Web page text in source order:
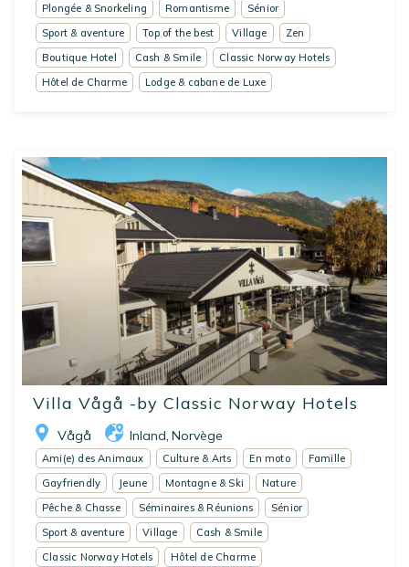
Plongée & Snorkeling
Romantisme
Sénior
Sport & aventure
Top of the best Village
Zen
Boutique Hotel
Cash & Smile
Classic Norway Hotels
Hôtel de Charme
Lodge & cabane de Luxe
Villa Vågå -by Classic Norway Hotels
Vågå Inland, Norvège
Ami(e) des Animaux Culture & Arts En moto
Famille
Gayfriendly
Jeune Montagne & Ski
Nature
Pêche & Chasse
Séminaires & Réunions
Sénior
Sport & aventure
Village
Cash & Smile
Classic Norway Hotels
Hôtel de Charme